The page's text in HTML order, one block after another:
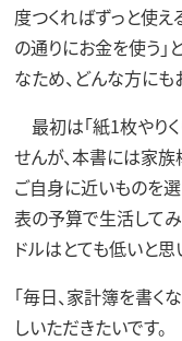
度つくればずっと使え
の通りにお金を使う
なため、どんな方にも
最初は「紙1枚やり
せんが、本書には家
ご自身に近いものを選
表の予算で生活してみ
ドルはとても低いと思
「毎日、家計簿を書く
しいただきたいです。